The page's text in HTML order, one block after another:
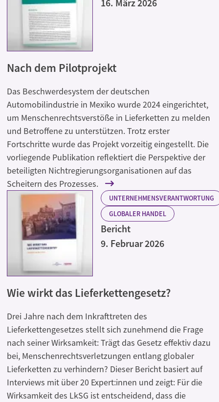
16. März 2026
Nach dem Pilotprojekt
Das Beschwerdesystem der deutschen
Automobilindustrie in Mexiko wurde 2024 eingerichtet,
um Menschenrechtsverstöße in Lieferketten zu melden
und Betroffene zu unterstützen. Trotz erster
Fortschritte wurde das Projekt vorzeitig eingestellt. Die
vorliegende Publikation reflektiert die Perspektive der
beteiligten Nichtregierungsorganisationen auf das
Scheitern des Prozesses.
UNTERNEHMENSVERANTWORTUNG
GLOBALER HANDEL
Bericht
9. Februar 2026
Wie wirkt das Lieferkettengesetz?
Drei Jahre nach dem Inkrafttreten des
Lieferkettengesetzes stellt sich zunehmend die Frage
nach seiner Wirksamkeit: Trägt das Gesetz effektiv dazu
bei, Menschenrechtsverletzungen entlang globaler
Lieferketten zu verhindern? Dieser Bericht basiert auf
Interviews mit über 20 Expert:innen und zeigt: Für die
Wirksamkeit des LkSG ist entscheidend, dass die